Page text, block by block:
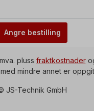
Angre bestilling
pluss fraktkostnader
mindre annet er
JS-Technik GmbH